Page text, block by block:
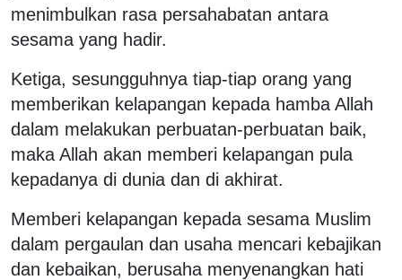
menimbulkan rasa persahabatan antara
sesama yang hadir.
Ketiga, sesungguhnya tiap-tiap orang yang
memberikan kelapangan kepada hamba Allah
dalam melakukan perbuatan-perbuatan baik,
maka Allah akan memberi kelapangan pula
kepadanya di dunia dan di akhirat.
Memberi kelapangan kepada sesama Muslim
dalam pergaulan dan usaha mencari kebajikan
dan kebaikan, berusaha menyenangkan hati